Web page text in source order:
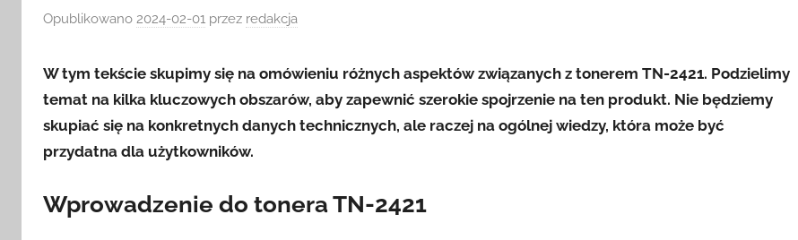
Opublikowano 2024-02-01 przez redakcja
W tym tekście skupimy się na omówieniu różnych aspektów związanych z tonerem TN-2421. Podzielimy
temat na kilka kluczowych obszarów, aby zapewnić szerokie spojrzenie na ten produkt. Nie będziemy
skupiać się na konkretnych danych technicznych, ale raczej na ogólnej wiedzy, która może być
przydatna dla użytkowników.
Wprowadzenie do tonera TN-2421